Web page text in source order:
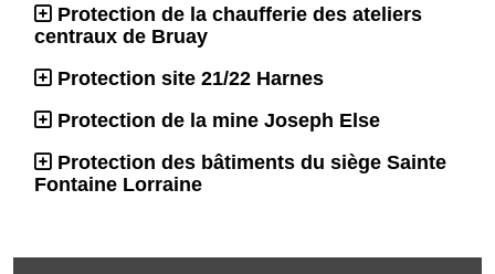
Protection de la chaufferie des ateliers
centraux de Bruay
Protection site 21/22 Harnes
Protection de la mine Joseph Else
Protection des bâtiments du siège Sainte
Fontaine Lorraine